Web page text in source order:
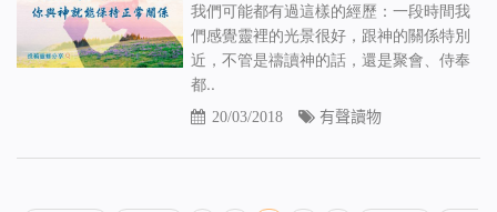
我們可能都有過這樣的經歷：一段時間我
們感覺靈裡的光景很好，跟神的關係特別
近，不管是禱讀神的話，還是聚會、侍奉
都..
20/03/2018 有聲讀物